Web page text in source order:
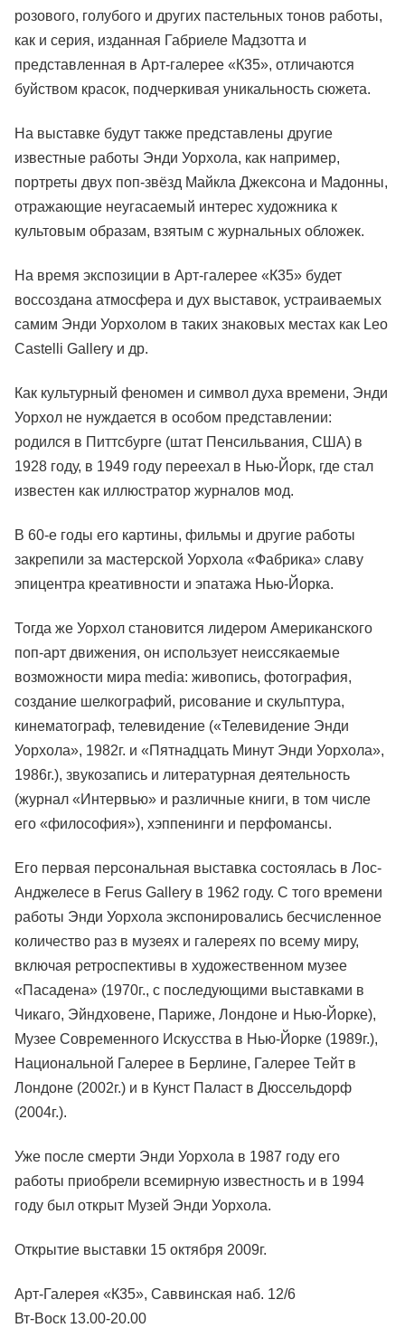
розового, голубого и других пастельных тонов работы,
как и серия, изданная Габриеле Мадзотта и
представленная в Арт-галерее «К35», отличаются
буйством красок, подчеркивая уникальность сюжета.
На выставке будут также представлены другие
известные работы Энди Уорхола, как например,
портреты двух поп-звёзд Майкла Джексона и Мадонны,
отражающие неугасаемый интерес художника к
культовым образам, взятым с журнальных обложек.
На время экспозиции в Арт-галерее «К35» будет
воссоздана атмосфера и дух выставок, устраиваемых
самим Энди Уорхолом в таких знаковых местах как Leo
Castelli Gallery и др.
Как культурный феномен и символ духа времени, Энди
Уорхол не нуждается в особом представлении:
родился в Питтсбурге (штат Пенсильвания, США) в
1928 году, в 1949 году переехал в Нью-Йорк, где стал
известен как иллюстратор журналов мод.
В 60-е годы его картины, фильмы и другие работы
закрепили за мастерской Уорхола «Фабрика» славу
эпицентра креативности и эпатажа Нью-Йорка.
Тогда же Уорхол становится лидером Американского
поп-арт движения, он использует неиссякаемые
возможности мира media: живопись, фотография,
создание шелкографий, рисование и скульптура,
кинематограф, телевидение («Телевидение Энди
Уорхола», 1982г. и «Пятнадцать Минут Энди Уорхола»,
1986г.), звукозапись и литературная деятельность
(журнал «Интервью» и различные книги, в том числе
его «философия»), хэппенинги и перфомансы.
Его первая персональная выставка состоялась в Лос-
Анджелесе в Ferus Gallery в 1962 году. С того времени
работы Энди Уорхола экспонировались бесчисленное
количество раз в музеях и галереях по всему миру,
включая ретроспективы в художественном музее
«Пасадена» (1970г., с последующими выставками в
Чикаго, Эйндховене, Париже, Лондоне и Нью-Йорке),
Музее Современного Искусства в Нью-Йорке (1989г.),
Национальной Галерее в Берлине, Галерее Тейт в
Лондоне (2002г.) и в Кунст Паласт в Дюссельдорф
(2004г.).
Уже после смерти Энди Уорхола в 1987 году его
работы приобрели всемирную известность и в 1994
году был открыт Музей Энди Уорхола.
Открытие выставки 15 октября 2009г.
Арт-Галерея «К35», Саввинская наб. 12/6
Вт-Воск 13.00-20.00